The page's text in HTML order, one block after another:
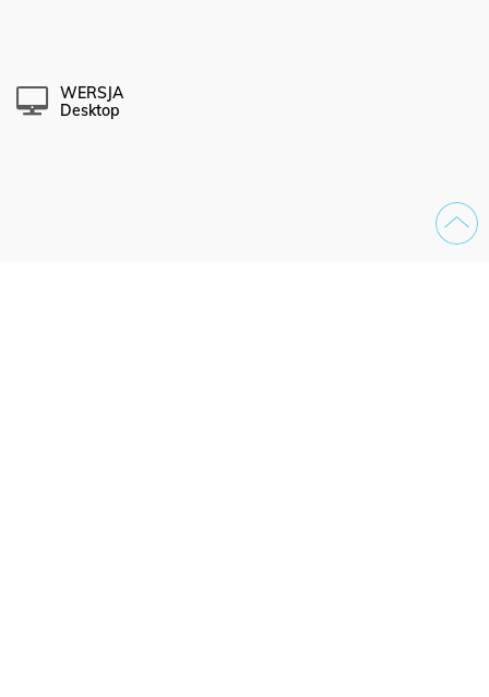
WERSJA
Desktop